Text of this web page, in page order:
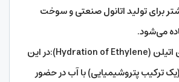
برای تولید اتانول صنعتی و سوخت
می‌شود.
هیدراتاسیون اتیلن (Hydration of Ethylene):در این
ترکیب پتروشیمیایی) با آب در حضور